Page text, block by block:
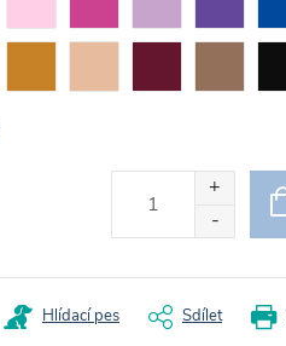
Hlídací pes Sdílet